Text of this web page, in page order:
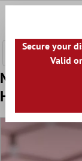
Model din
Hexagon
Secure your
Valid